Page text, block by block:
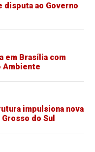
disputa ao Governo
em Brasília com
Ambiente
impulsiona nova
do Sul